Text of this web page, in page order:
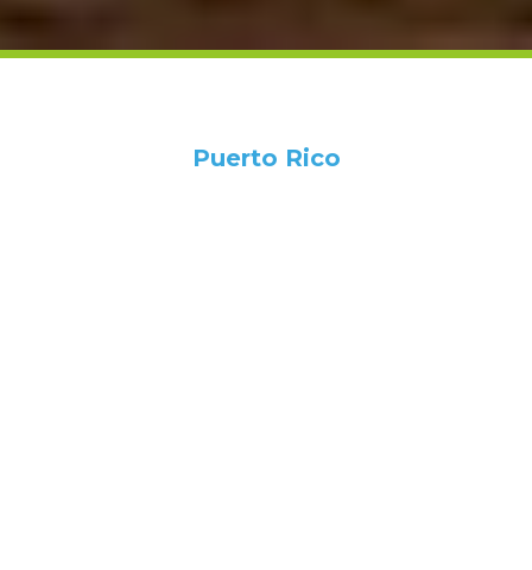
Puerto Rico